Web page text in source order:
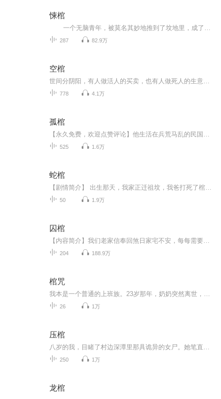
悚棺
287 82.9万
空棺
778 4.1万
孤棺
525 1.6万
蛇棺
50 1.9万
囚棺
204 188.9万
棺咒
26 1万
压棺
250 1万
龙棺